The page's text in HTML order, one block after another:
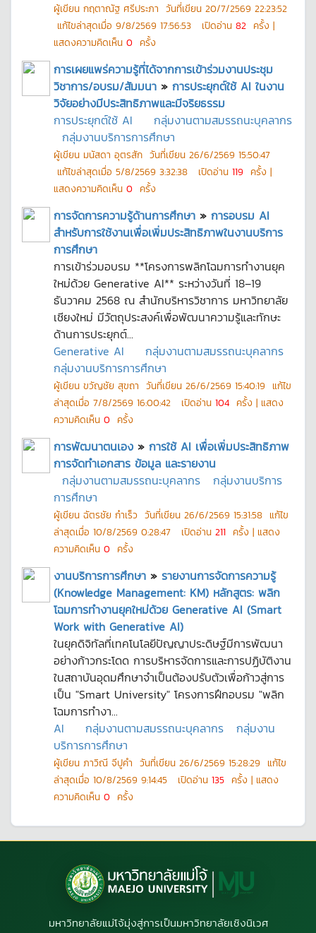
ผู้เขียน กฤตาณัฐ ศรีประภา วันที่เขียน 20/7/2569 22:23:52
แก้ไขล่าสุดเมื่อ 9/8/2569 17:56:53 เปิดอ่าน 82 ครั้ง |
แสดงความคิดเห็น 0 ครั้ง
การเผยแพร่ความรู้ที่ได้จากการเข้าร่วมงานประชุม
วิชาการ/อบรม/สัมมนา » การประยุกต์ใช้ AI ในงาน
วิจัยอย่างมีประสิทธิภาพและมีจริยธรรม
การประยุกต์ใช้ AI
กลุ่มงานตามสมรรถนะบุคลากร
กลุ่มงานบริการการศึกษา
ผู้เขียน มนัสดา อุตรสัก วันที่เขียน 26/6/2569 15:50:47
แก้ไขล่าสุดเมื่อ 5/8/2569 3:32:38 เปิดอ่าน 119 ครั้ง |
แสดงความคิดเห็น 0 ครั้ง
การจัดการความรู้ด้านการศึกษา » การอบรม AI
สำหรับการใช้งานเพื่อเพิ่มประสิทธิภาพในงานบริการ
การศึกษา
การเข้าร่วมอบรม **โครงการพลิกโฉมการทำงานยุค
ใหม่ด้วย Generative AI** ระหว่างวันที่ 18–19
ธันวาคม 2568 ณ สำนักบริหารวิชาการ มหาวิทยาลัย
เชียงใหม่ มีวัตถุประสงค์เพื่อพัฒนาความรู้และทักษะ
ด้านการประยุกต์...
Generative AI
กลุ่มงานตามสมรรถนะบุคลากร
กลุ่มงานบริการการศึกษา
ผู้เขียน ขวัญชัย สุขถา วันที่เขียน 26/6/2569 15:40:19 แก้ไข
ล่าสุดเมื่อ 7/8/2569 16:00:42 เปิดอ่าน 104 ครั้ง | แสดง
ความคิดเห็น 0 ครั้ง
การพัฒนาตนเอง » การใช้ AI เพื่อเพิ่มประสิทธิภาพ
การจัดทำเอกสาร ข้อมูล และรายงาน
กลุ่มงานตามสมรรถนะบุคลากร
กลุ่มงานบริการ
การศึกษา
ผู้เขียน ฉัตรชัย ก๋าเร็ว วันที่เขียน 26/6/2569 15:31:58 แก้ไข
ล่าสุดเมื่อ 10/8/2569 0:28:47 เปิดอ่าน 211 ครั้ง | แสดง
ความคิดเห็น 0 ครั้ง
งานบริการการศึกษา » รายงานการจัดการความรู้
(Knowledge Management: KM) หลักสูตร: พลิก
โฉมการทำงานยุคใหม่ด้วย Generative AI (Smart
Work with Generative AI)
ในยุคดิจิทัลที่เทคโนโลยีปัญญาประดิษฐ์มีการพัฒนา
อย่างก้าวกระโดด การบริหารจัดการและการปฏิบัติงาน
ในสถาบันอุดมศึกษาจำเป็นต้องปรับตัวเพื่อก้าวสู่การ
เป็น "Smart University" โครงการฝึกอบรม "พลิก
โฉมการทำงา...
AI
กลุ่มงานตามสมรรถนะบุคลากร
กลุ่มงาน
บริการการศึกษา
ผู้เขียน ภาวิณี จีปูคำ วันที่เขียน 26/6/2569 15:28:29 แก้ไข
ล่าสุดเมื่อ 10/8/2569 9:14:45 เปิดอ่าน 135 ครั้ง | แสดง
ความคิดเห็น 0 ครั้ง
มหาวิทยาลัยแม่โจ้มุ่งสู่การเป็นมหาวิทยาลัยเชิงนิเวศ